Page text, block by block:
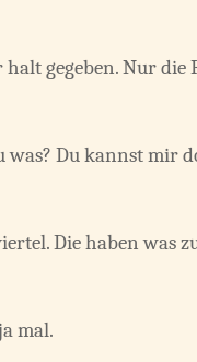
gegeben. Nur die
Du kannst mir
Die haben was
mal.